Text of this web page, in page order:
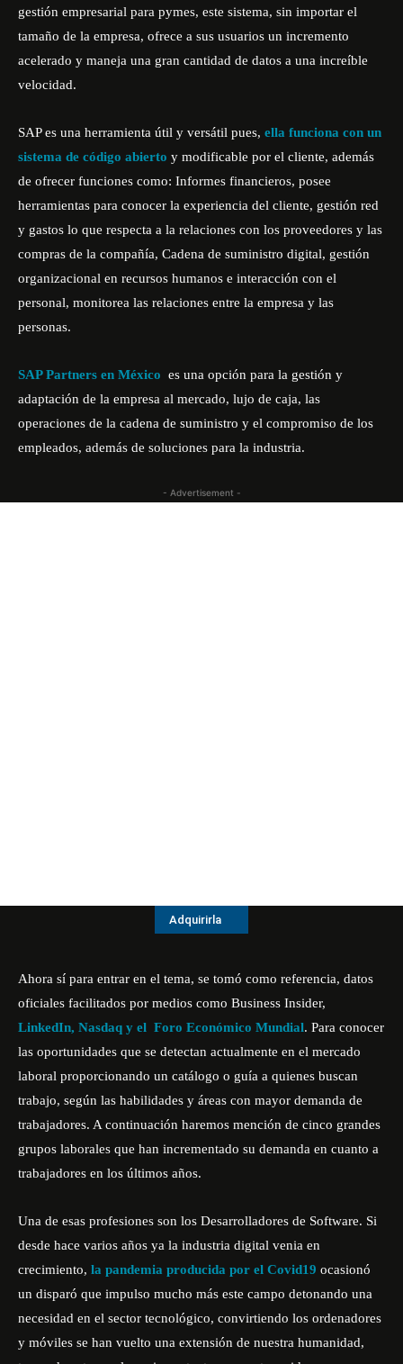
gestión empresarial para pymes, este sistema, sin importar el
tamaño de la empresa, ofrece a sus usuarios un incremento
acelerado y maneja una gran cantidad de datos a una increíble
velocidad.
SAP es una herramienta útil y versátil pues, ella funciona con un
sistema de código abierto y modificable por el cliente, además
de ofrecer funciones como: Informes financieros, posee
herramientas para conocer la experiencia del cliente, gestión red
y gastos lo que respecta a la relaciones con los proveedores y las
compras de la compañía, Cadena de suministro digital, gestión
organizacional en recursos humanos e interacción con el
personal, monitorea las relaciones entre la empresa y las
personas.
SAP Partners en México es una opción para la gestión y
adaptación de la empresa al mercado, lujo de caja, las
operaciones de la cadena de suministro y el compromiso de los
empleados, además de soluciones para la industria.
- Advertisement -
Adquirirla
Ahora sí para entrar en el tema, se tomó como referencia, datos
oficiales facilitados por medios como Business Insider,
LinkedIn, Nasdaq y el Foro Económico Mundial. Para conocer
las oportunidades que se detectan actualmente en el mercado
laboral proporcionando un catálogo o guía a quienes buscan
trabajo, según las habilidades y áreas con mayor demanda de
trabajadores. A continuación haremos mención de cinco grandes
grupos laborales que han incrementado su demanda en cuanto a
trabajadores en los últimos años.
Una de esas profesiones son los Desarrolladores de Software. Si
desde hace varios años ya la industria digital venia en
crecimiento, la pandemia producida por el Covid19 ocasionó
un disparó que impulso mucho más este campo detonando una
necesidad en el sector tecnológico, convirtiendo los ordenadores
y móviles se han vuelto una extensión de nuestra humanidad,